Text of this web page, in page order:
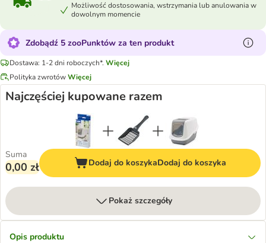
Możliwość dostosowania, wstrzymania lub anulowania w
dowolnym momencie
Zdobądź 5 zooPunktów za ten produkt
Dostawa: 1-2 dni roboczych*. Więcej
Polityka zwrotówWięcej
Najczęściej kupowane razem
Suma
0,00 zł Dodaj do koszykaDodaj do koszyka
Pokaż szczegóły
Opis produktu